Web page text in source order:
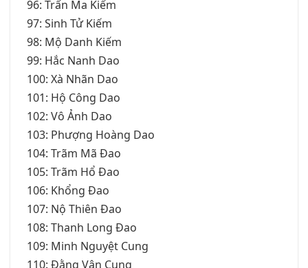
96: Trấn Ma Kiếm
97: Sinh Tử Kiếm
98: Mộ Danh Kiếm
99: Hắc Nanh Dao
100: Xà Nhãn Dao
101: Hộ Công Dao
102: Vô Ảnh Dao
103: Phượng Hoàng Dao
104: Trãm Mã Đao
105: Trãm Hổ Đao
106: Khổng Đao
107: Nộ Thiên Đao
108: Thanh Long Đao
109: Minh Nguyệt Cung
110: Đằng Vân Cung